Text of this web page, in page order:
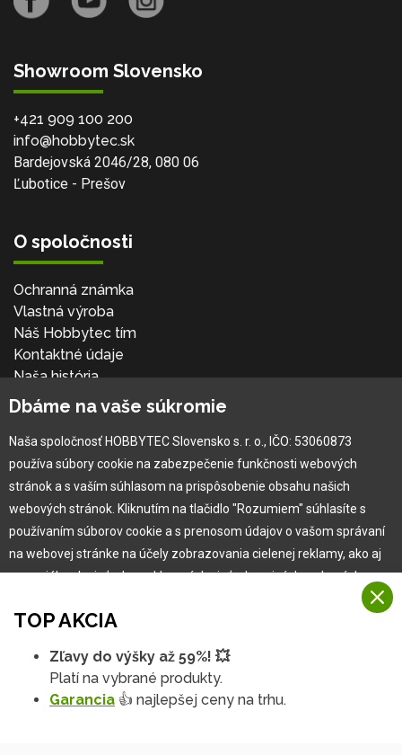
Showroom Slovensko
+421 909 100 200
info@hobbytec.sk
Bardejovská 2046/28, 080 06
Ľubotice - Prešov
O spoločnosti
Ochranná známka
Vlastná výroba
Náš Hobbytec tím
Kontaktné údaje
Naša história
Kariéra
Pre zákazníka
Garancia najlepšej ceny
Užívateľský manuál
Obchodné podmienky
Zákazník & partner
Novinky
TOP AKCIA
Zľavy do výšky až 59%! 💥
Platí na vybrané produkty.
Garancia 👍 najlepšej ceny na trhu.
Dbáme na vaše súkromie
Naša spoločnosť HOBBYTEC Slovensko s. r. o., IČO: 53060873
používa súbory cookie na zabezpečenie funkčnosti webových
stránok a s vaším súhlasom na prispôsobenie obsahu našich
webových stránok. Kliknutím na tlačidlo "Rozumiem" súhlasíte s
používaním súborov cookie a s prenosom údajov o vašom správaní
na webovej stránke na účely zobrazovania cielenej reklamy, ako aj
na sociálnych sieťach a reklamných sieťach na iných webových
Viac informácií
Na našich webových stránkach používame niekoľko kategórií
Rozumiem